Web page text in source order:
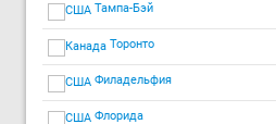
Тампа-Бэй
Торонто
Филадельфия
Флорида